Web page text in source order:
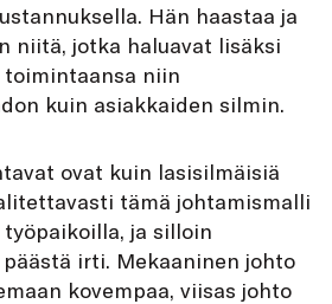
Hän haastaa ja
niitä, jotka haluavat lisäksi
niin
kuin asiakkaiden silmin.
ovat kuin lasisilmäisiä
tämä johtamismalli
ja silloin
irti. Mekaaninen johto
kovempaa, viisas johto